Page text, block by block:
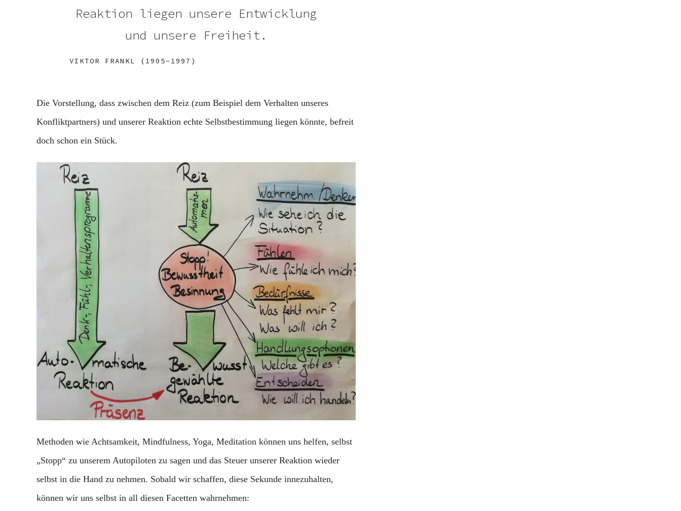
Reaktion liegen unsere Entwicklung
und unsere Freiheit.
VIKTOR FRANKL (1905-1997)
Die Vorstellung, dass zwischen dem Reiz (zum Beispiel dem Verhalten unseres
Konfliktpartners) und unserer Reaktion echte Selbstbestimmung liegen könnte, befreit
doch schon ein Stück.
Methoden wie Achtsamkeit, Mindfulness, Yoga, Meditation können uns helfen, selbst
„Stopp“ zu unserem Autopiloten zu sagen und das Steuer unserer Reaktion wieder
selbst in die Hand zu nehmen. Sobald wir schaffen, diese Sekunde innezuhalten,
können wir uns selbst in all diesen Facetten wahrnehmen: